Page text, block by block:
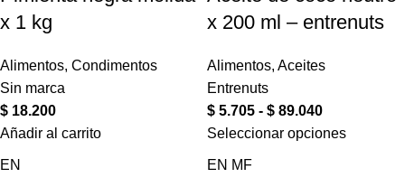
x 1 kg
Alimentos, Condimentos
Sin marca
$ 18.200
Añadir al carrito
x 200 ml – entrenuts
Alimentos, Aceites
Entrenuts
$ 5.705 - $ 89.040
Seleccionar opciones
EN EN MF